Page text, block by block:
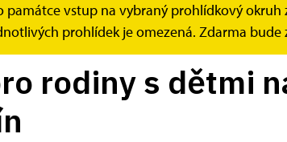
památce vstup na vybraný prohlídkový
prohlídek je omezená. Zdarma
pro rodiny s dětmi na...
rodiny s dětmi